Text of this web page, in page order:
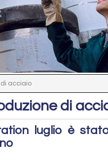
acciaio
di
luglio è